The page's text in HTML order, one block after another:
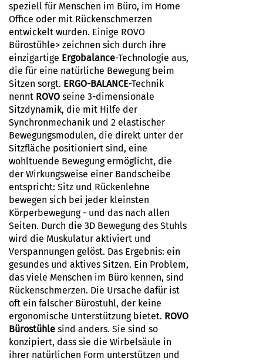
speziell für Menschen im Büro, im Home
Office oder mit Rückenschmerzen
entwickelt wurden. Einige ROVO
Bürostühle> zeichnen sich durch ihre
einzigartige Ergobalance-Technologie aus,
die für eine natürliche Bewegung beim
Sitzen sorgt. ERGO-BALANCE-Technik
nennt ROVO seine 3-dimensionale
Sitzdynamik, die mit Hilfe der
Synchronmechanik und 2 elastischer
Bewegungsmodulen, die direkt unter der
Sitzfläche positioniert sind, eine
wohltuende Bewegung ermöglicht, die
der Wirkungsweise einer Bandscheibe
entspricht: Sitz und Rückenlehne
bewegen sich bei jeder kleinsten
Körperbewegung - und das nach allen
Seiten. Durch die 3D Bewegung des Stuhls
wird die Muskulatur aktiviert und
Verspannungen gelöst. Das Ergebnis: ein
gesundes und aktives Sitzen. Ein Problem,
das viele Menschen im Büro kennen, sind
Rückenschmerzen. Die Ursache dafür ist
oft ein falscher Bürostuhl, der keine
ergonomische Unterstützung bietet. ROVO
Bürostühle sind anders. Sie sind so
konzipiert, dass sie die Wirbelsäule in
ihrer natürlichen Form unterstützen und